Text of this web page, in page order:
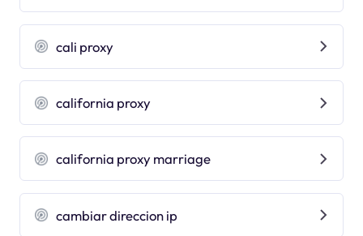
cali proxy
california proxy
california proxy marriage
cambiar direccion ip